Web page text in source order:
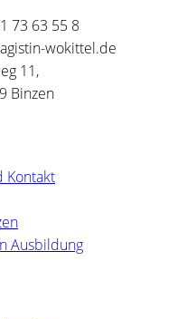
73 63 55 8
wokittel.de
11,
Binzen
Kontakt
Ausbildung